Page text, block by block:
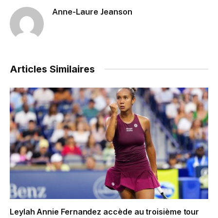
Anne-Laure Jeanson
Articles Similaires
Leylah Annie Fernandez accède au troisième tour